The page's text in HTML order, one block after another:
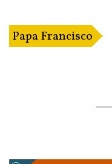
Papa Francisco